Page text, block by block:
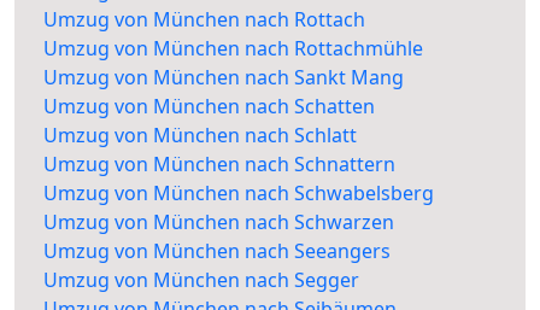
Umzug von München nach Rottach
Umzug von München nach Rottachmühle
Umzug von München nach Sankt Mang
Umzug von München nach Schatten
Umzug von München nach Schlatt
Umzug von München nach Schnattern
Umzug von München nach Schwabelsberg
Umzug von München nach Schwarzen
Umzug von München nach Seeangers
Umzug von München nach Segger